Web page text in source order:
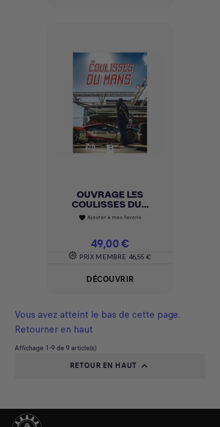
OUVRAGE LES
COULISSES DU...
favorite Ajouter à mes favoris
Prix
49,00 €
PRIX MEMBRE 46,55 €
DÉCOUVRIR
Vous avez atteint le bas de cette page.
Retourner en haut
Affichage 1-9 de 9 article(s)
RETOUR EN HAUT 